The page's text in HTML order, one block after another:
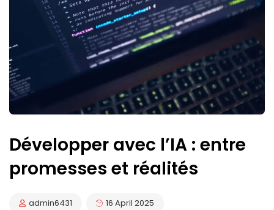
Développer avec l’IA : entre
promesses et réalités
admin6431 16 April 2025